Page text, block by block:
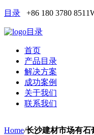
目录 +86 180 3780 8511
目录
首页
产品目录
解决方案
成功案例
关于我们
联系我们
Home/长沙建材市场有石